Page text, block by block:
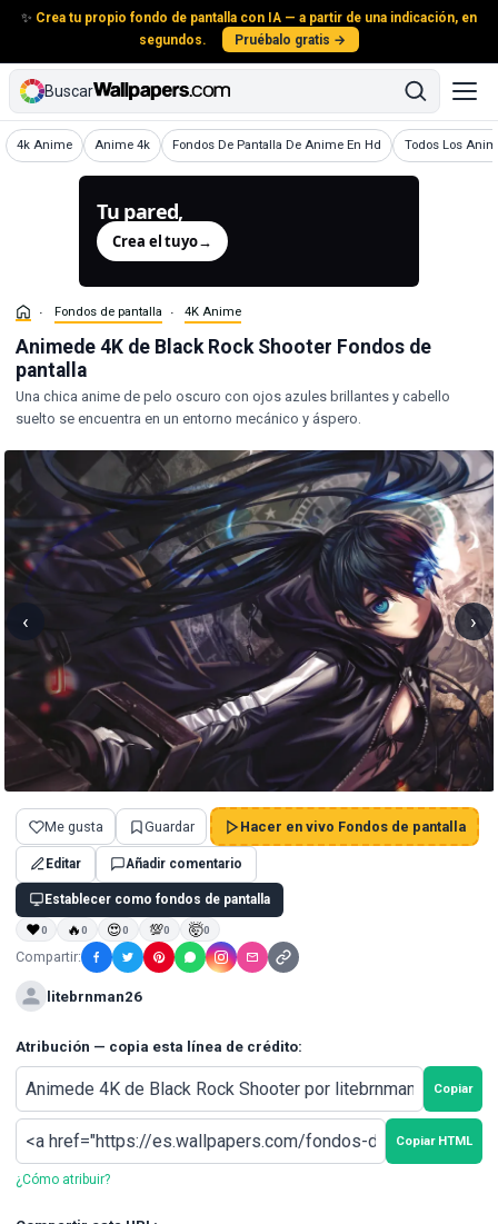
✨ Crea tu propio fondo de pantalla con IA — a partir de una indicación, en
segundos.
Pruébalo gratis →
Buscar
4k Anime
Fondos de pantallaAnime 4k
Fondos de pantallaFondos De Pantalla De Anime En Hd
Fondos de pantalla Todos Los
Fondos de
Tu pared,
Crea el tuyo→
Fondos de pantalla 4K Anime
Animede 4K de Black Rock Shooter Fondos de
pantalla
Una chica anime de pelo oscuro con ojos azules brillantes y cabello
suelto se encuentra en un entorno mecánico y áspero.
‹ ›
Me gusta Guardar Hacer en vivo Fondos de pantalla
Editar Añadir comentario
Establecer como fondos de pantalla
❤0 🔥0 😍0 💯0 🤯0
Compartir:
litebrnman26
Atribución — copia esta línea de crédito:
Copiar
Copiar HTML
¿Cómo atribuir?